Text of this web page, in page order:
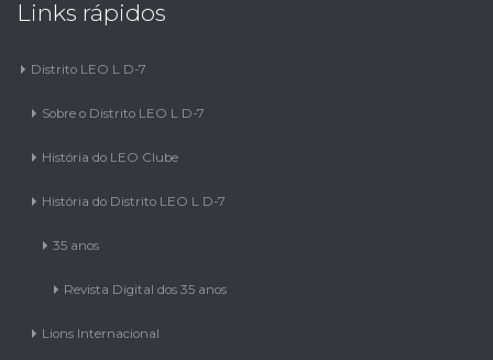
Links rápidos
Distrito LEO L D-7
Sobre o Distrito LEO L D-7
História do LEO Clube
História do Distrito LEO L D-7
35 anos
Revista Digital dos 35 anos
Lions Internacional